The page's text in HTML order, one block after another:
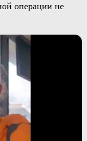
операции не